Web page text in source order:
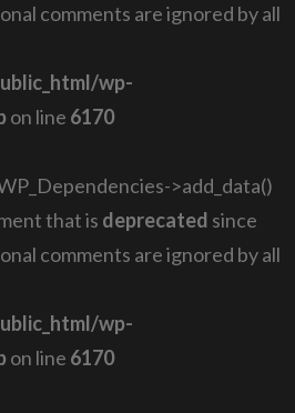
comments are ignored by all
wp-
on line 6170
>add_data()
that is deprecated since
comments are ignored by all
wp-
on line 6170